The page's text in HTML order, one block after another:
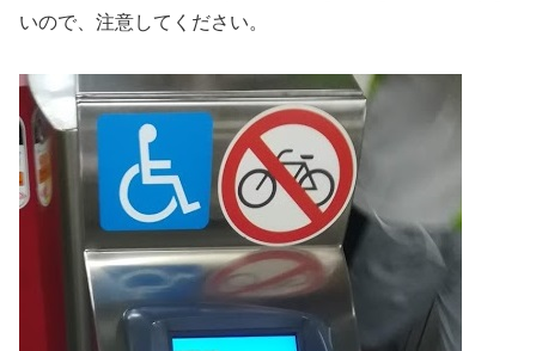
いので、注意してください。